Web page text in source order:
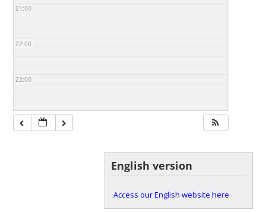
21:00
22:00
23:00
English version
Access our English website here